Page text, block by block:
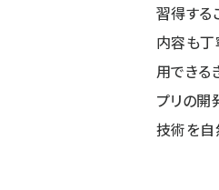
習得する
内容も丁
用できる
プリの開
技術を自